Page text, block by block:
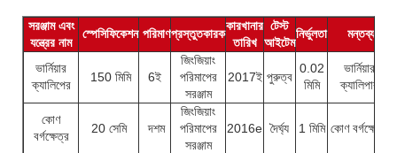
সরঞ্জাম এবং
যন্ত্রের নাম
স্পেসিফিকেশন পরিমাণপ্রস্তুতকারক
কারখানার
তারিখ
টেস্ট
আইটেম
নির্ভুলতা মন্তব্য
ভার্নিয়ার
ক্যালিপের
150 মিমি 6ই
জিংজিয়াং
পরিমাপের
সরঞ্জাম
2017ই পুরুত্ব
0.02
মিমি
ভার্নিয়ার
ক্যালিপার
কোণ
বর্গক্ষেত্র
20 সেমি দশম
জিংজিয়াং
পরিমাপের
সরঞ্জাম
2016e দৈর্ঘ্য 1 মিমি কোণ বর্গক্ষেত্র